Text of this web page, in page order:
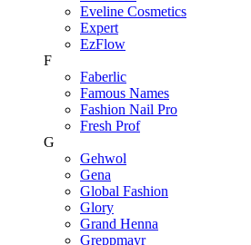
Eveline Cosmetics
Expert
EzFlow
F
Faberlic
Famous Names
Fashion Nail Pro
Fresh Prof
G
Gehwol
Gena
Global Fashion
Glory
Grand Henna
Greppmayr